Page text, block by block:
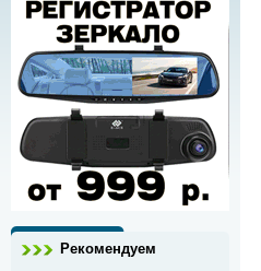
Рекомендуем